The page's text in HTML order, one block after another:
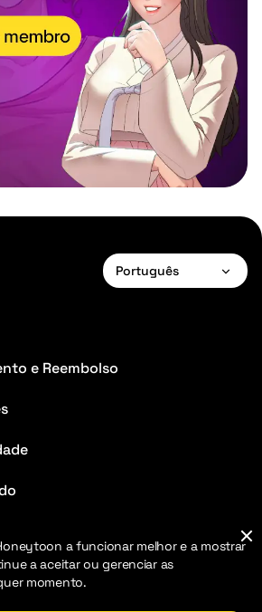
Português
Deutsch
e Reembolso
a funcionar melhor e a mostrar
a aceitar ou gerenciar as
momento.